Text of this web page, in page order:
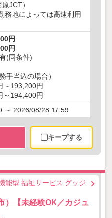
JCT）
務地によっては高速利用
円
円
(同条件)
手当込の場合）
～193,200円
～194,400円
～ 2026/08/28 17:59
キープする
能型 福祉サービス グッジ
）【未経験OK／カジュ